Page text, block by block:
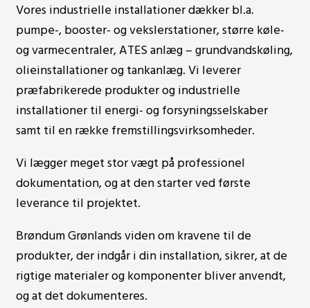
Vores industrielle installationer dækker bl.a.
pumpe-, booster- og vekslerstationer, større køle-
og varmecentraler, ATES anlæg – grundvandskøling,
olieinstallationer og tankanlæg. Vi leverer
præfabrikerede produkter og industrielle
installationer til energi- og forsyningsselskaber
samt til en række fremstillingsvirksomheder.
Vi lægger meget stor vægt på professionel
dokumentation, og at den starter ved første
leverance til projektet.
Brøndum Grønlands viden om kravene til de
produkter, der indgår i din installation, sikrer, at de
rigtige materialer og komponenter bliver anvendt,
og at det dokumenteres.